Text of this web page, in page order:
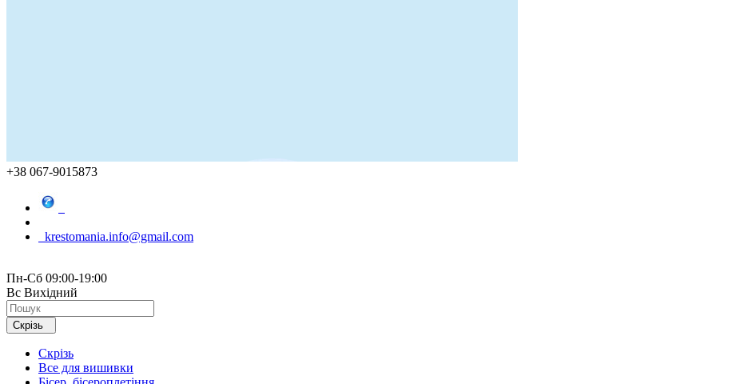
+38 067-9015873
krestomania.info@gmail.com
Пн-Сб 09:00-19:00
Вс Вихідний
Скрізь
Скрізь
Все для вишивки